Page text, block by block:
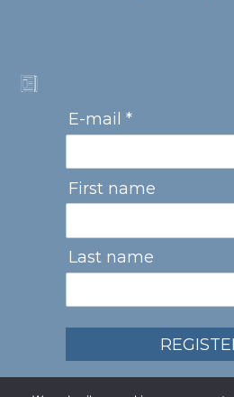
E-mail *
First name
Last name